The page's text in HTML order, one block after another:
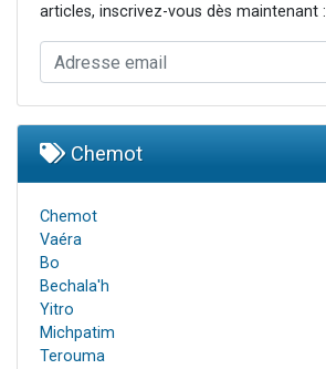
articles, inscrivez-vous dès maintenant :
Chemot
Chemot
Vaéra
Bo
Bechala'h
Yitro
Michpatim
Terouma